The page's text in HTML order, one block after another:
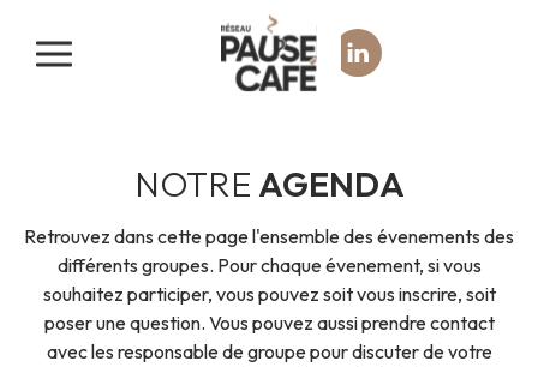
NOTRE AGENDA
Retrouvez dans cette page l'ensemble des évenements des
différents groupes. Pour chaque évenement, si vous
souhaitez participer, vous pouvez soit vous inscrire, soit
poser une question. Vous pouvez aussi prendre contact
avec les responsable de groupe pour discuter de votre